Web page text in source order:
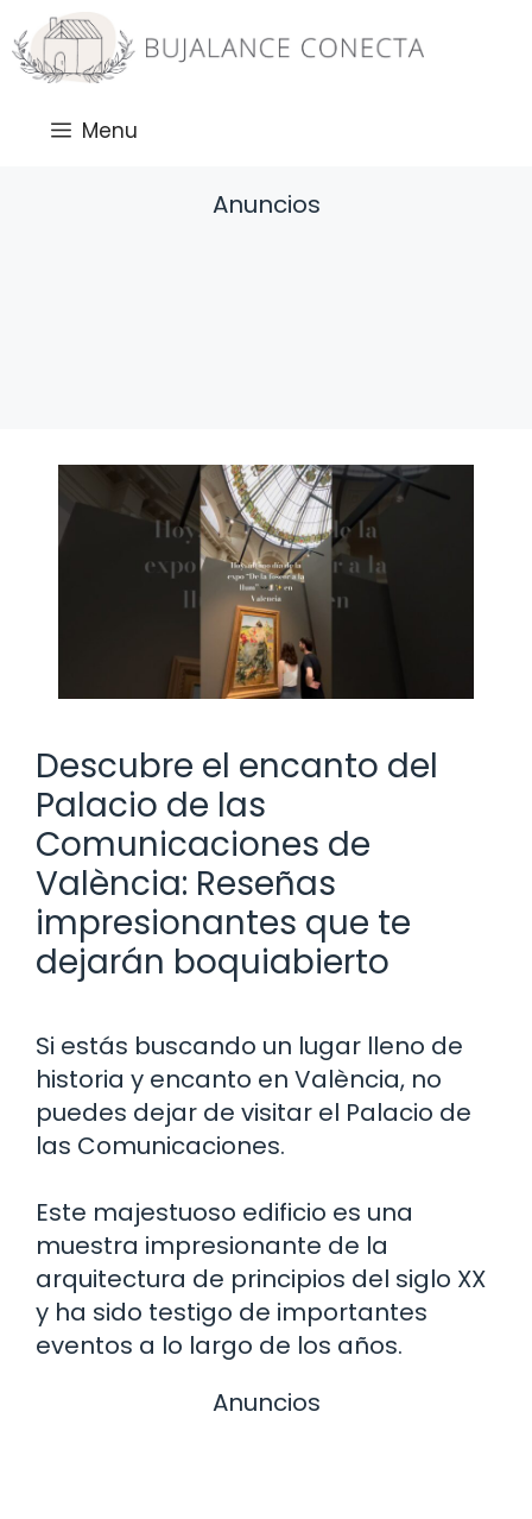
Saltar
al
contenido
Menu
Anuncios
Descubre el encanto del
Palacio de las
Comunicaciones de
València: Reseñas
impresionantes que te
dejarán boquiabierto
Si estás buscando un lugar lleno de
historia y encanto en València, no
puedes dejar de visitar el Palacio de
las Comunicaciones.
Este majestuoso edificio es una
muestra impresionante de la
arquitectura de principios del siglo XX
y ha sido testigo de importantes
eventos a lo largo de los años.
Anuncios